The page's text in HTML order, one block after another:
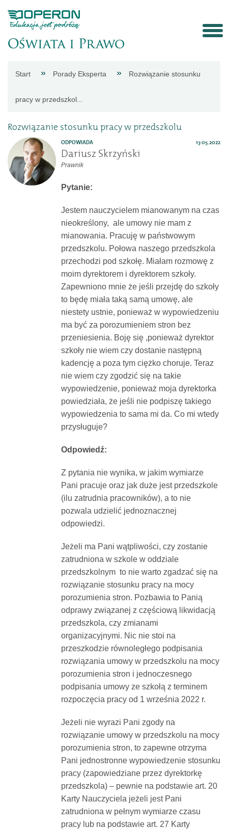
Porady
eksperta
Dokumenty
Start Porady Eksperta Rozwiązanie stosunku
pracy w przedszkol...
Rozwiązanie stosunku pracy w przedszkolu
ODPOWIADA 17.05.2022
Dariusz Skrzyński
Prawnik
Pytanie:
Jestem nauczycielem mianowanym na czas
nieokreślony, ale umowy nie mam z
mianowania. Pracuję w państwowym
przedszkolu. Połowa naszego przedszkola
przechodzi pod szkołę. Miałam rozmowę z
moim dyrektorem i dyrektorem szkoły.
Zapewniono mnie że jeśli przejdę do szkoły
to będę miała taką samą umowę, ale
niestety ustnie, ponieważ w wypowiedzeniu
ma być za porozumieniem stron bez
przeniesienia. Boję się ,ponieważ dyrektor
szkoły nie wiem czy dostanie następną
kadencję a poza tym ciężko choruje. Teraz
nie wiem czy zgodzić się na takie
wypowiedzenie, ponieważ moja dyrektorka
powiedziała, że jeśli nie podpiszę takiego
wypowiedzenia to sama mi da. Co mi wtedy
przysługuje?
Odpowiedź:
Z pytania nie wynika, w jakim wymiarze
Pani pracuje oraz jak duże jest przedszkole
(ilu zatrudnia pracowników), a to nie
pozwala udzielić jednoznacznej
odpowiedzi.
Jeżeli ma Pani wątpliwości, czy zostanie
zatrudniona w szkole w oddziale
przedszkolnym to nie warto zgadzać się na
rozwiązanie stosunku pracy na mocy
porozumienia stron. Pozbawia to Panią
odprawy związanej z częściową likwidacją
przedszkola, czy zmianami
organizacyjnymi. Nic nie stoi na
przeszkodzie równoległego podpisania
rozwiązania umowy w przedszkolu na mocy
porozumienia stron i jednoczesnego
podpisania umowy ze szkołą z terminem
rozpoczęcia pracy od 1 września 2022 r.
Jeżeli nie wyrazi Pani zgody na
rozwiązanie umowy w przedszkolu na mocy
porozumienia stron, to zapewne otrzyma
Pani jednostronne wypowiedzenie stosunku
pracy (zapowiedziane przez dyrektorkę
przedszkola) – pewnie na podstawie art. 20
Karty Nauczyciela jeżeli jest Pani
zatrudniona w pełnym wymiarze czasu
pracy lub na podstawie art. 27 Karty